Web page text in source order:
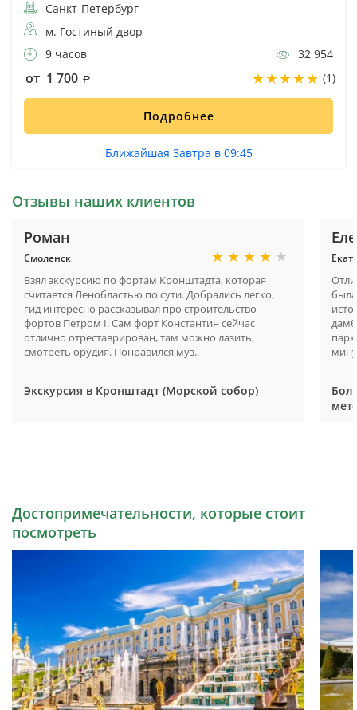
Санкт-Петербург
м. Гостиный двор
9 часов
32 954
от 1 700 (1)
Подробнее
Ближайшая Завтра в 09:45
Отзывы наших клиентов
Роман
Смоленск
Взял экскурсию по фортам Кронштадта, которая
считается Ленобластью по сути. Добрались легко,
гид интересно рассказывал про строительство
фортов Петром I. Сам форт Константин сейчас
отлично отреставрирован, там можно лазить,
смотреть орудия. Понравился муз..
Экскурсия в Кронштадт (Морской собор)
Достопримечательности, которые стоит
посмотреть